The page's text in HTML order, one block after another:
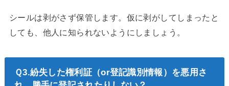
シールは剥がさず保管します。仮に剥がしてしまったと
しても、他人に知られないようにしましょう。
Ｑ3.紛失した権利証（or登記識別情報）を悪用さ